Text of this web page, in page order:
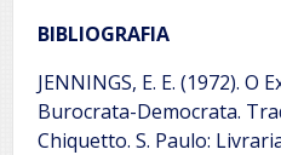
BIBLIOGRAFIA
JENNINGS, E. E. (1972). O
Burocrata-Democrata.
Chiquetto. S. Paulo: